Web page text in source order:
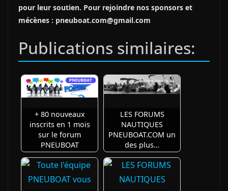
pour leur soutien. Pour rejoindre nos sponsors et
mécènes : pneuboat.com@gmail.com
Publications similaires:
+ 80 nouveaux
inscrits en 1 mois
sur le forum
PNEUBOAT
LES FORUMS
NAUTIQUES
PNEUBOAT.COM un
des plus…